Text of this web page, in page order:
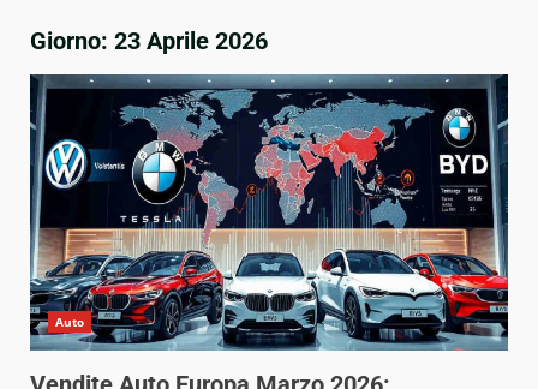
Giorno: 23 Aprile 2026
Auto